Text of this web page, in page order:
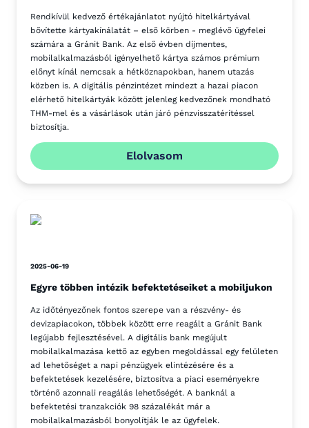
Rendkívül kedvező értékajánlatot nyújtó hitelkártyával
bővítette kártyakínálatát – első körben - meglévő ügyfelei
számára a Gránit Bank. Az első évben díjmentes,
mobilalkalmazásból igényelhető kártya számos prémium
előnyt kínál nemcsak a hétköznapokban, hanem utazás
közben is. A digitális pénzintézet mindezt a hazai piacon
elérhető hitelkártyák között jelenleg kedvezőnek mondható
THM-mel és a vásárlások után járó pénzvisszatérítéssel
biztosítja.
Elolvasom
2025-06-19
Egyre többen intézik befektetéseiket a mobiljukon
Az időtényezőnek fontos szerepe van a részvény- és
devizapiacokon, többek között erre reagált a Gránit Bank
legújabb fejlesztésével. A digitális bank megújult
mobilalkalmazása kettő az egyben megoldással egy felületen
ad lehetőséget a napi pénzügyek elintézésére és a
befektetések kezelésére, biztosítva a piaci eseményekre
történő azonnali reagálás lehetőségét. A banknál a
befektetési tranzakciók 98 százalékát már a
mobilalkalmazásból bonyolítják le az ügyfelek.